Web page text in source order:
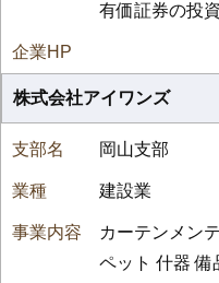
有価証券の投
株式会社アイワンズ
岡山支部
建設業
カーテンメン
ペット 什器 備